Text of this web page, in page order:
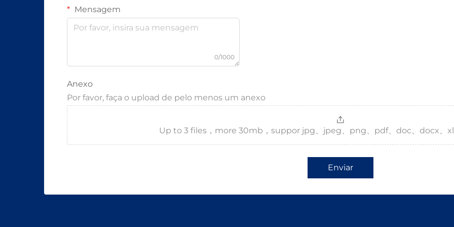
Mensagem
0/1000
Anexo
Por favor, faça o upload de pelo menos um anexo
Up to 3 files，more 30mb，suppor jpg、jpeg、png、pdf、doc、docx、
Enviar